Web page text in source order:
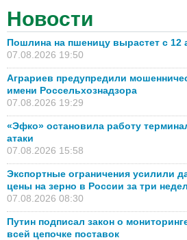
Новости
Пошлина на пшеницу вырастет с 12
07.08.2026 19:50
Аграриев предупредили
имени Россельхознадзора
07.08.2026 19:29
«Эфко» остановила работу
атаки
07.08.2026 15:58
Экспортные ограничения усилили
цены на зерно в России за три
07.08.2026 08:30
Путин подписал закон о
всей цепочке поставок